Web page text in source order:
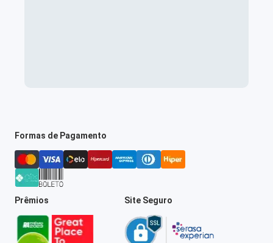
Formas de Pagamento
Prêmios Site Seguro